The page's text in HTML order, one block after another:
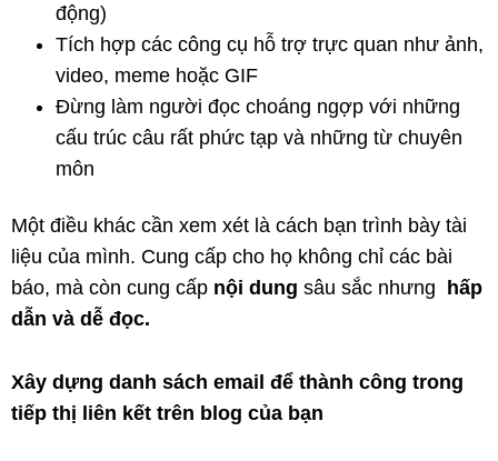
động)
Tích hợp các công cụ hỗ trợ trực quan như ảnh,
video, meme hoặc GIF
Đừng làm người đọc choáng ngợp với những
cấu trúc câu rất phức tạp và những từ chuyên
môn
Một điều khác cần xem xét là cách bạn trình bày tài
liệu của mình. Cung cấp cho họ không chỉ các bài
báo, mà còn cung cấp nội dung sâu sắc nhưng hấp
dẫn và dễ đọc.
Xây dựng danh sách email để thành công trong
tiếp thị liên kết trên blog của bạn